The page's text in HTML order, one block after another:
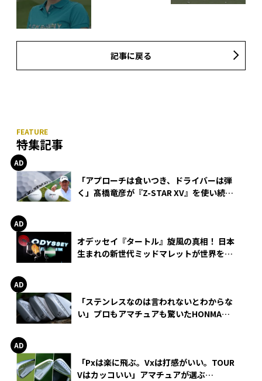
記事に戻る
特集記事
「アプローチは食いつき、ドライバーは弾
く」髙橋竜彦が『Z-STAR XV』を使い続け
オデッセイ『タートル』旋風の真相！ 日本
生まれの新世代ミッドマレットが世界を席
「ステンレスなのは言われないとわからな
い」プロもアマチュアも驚いたHONMA
「Pxは楽に飛ぶ。Vxは打感がいい。TOUR
Vはカッコいい」アマチュアが選ぶ